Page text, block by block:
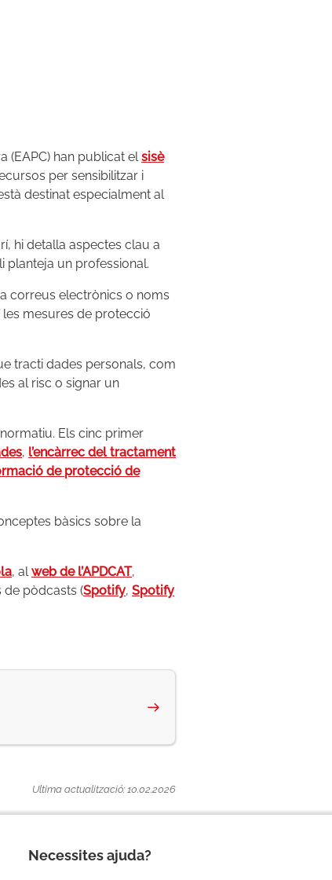
(EAPC) han publicat elsisè
per sensibilitzar i
destinat especialment al
hi detalla aspectes clau a
planteja un professional.
correus electrònics o noms
mesures de protecció
tracti dades personals, com
al risc o signar un
Els cinc primer
, l’encàrrec del tractament
de protecció de
bàsics sobre la
, alweb de l’APDCAT,
de pòdcasts (Spotify, Spotify
Ultima actualització: 10.02.2026
Necessites ajuda?